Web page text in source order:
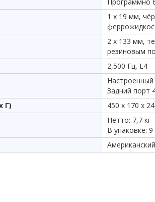
1 х 19 мм,
2 x 133 мм,
резиновым
2,500 Гц, L4
Задний порт
Г)
450 x 170 x
Нетто: 7,7 кг
В упаковке: 9